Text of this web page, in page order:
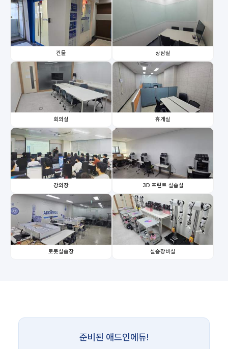
건물 상담실
회의실 휴게실
강의장 3D 프린트 실습실
로봇실습장 실습장비실
준비된 애드인에듀!